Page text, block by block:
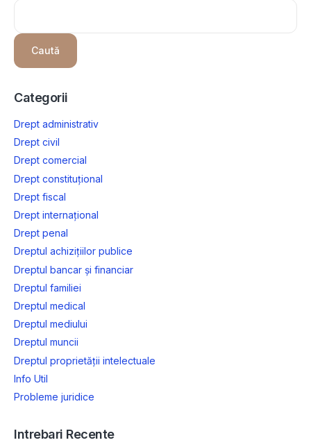
Caută
Categorii
Drept administrativ
Drept civil
Drept comercial
Drept constituțional
Drept fiscal
Drept internațional
Drept penal
Dreptul achizițiilor publice
Dreptul bancar și financiar
Dreptul familiei
Dreptul medical
Dreptul mediului
Dreptul muncii
Dreptul proprietății intelectuale
Info Util
Probleme juridice
Intrebari Recente